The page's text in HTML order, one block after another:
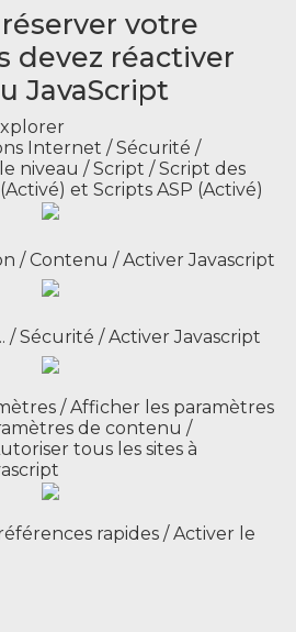
votre
devez réactiver
JavaScript
Internet / Sécurité /
niveau / Script / Script des
et Scripts ASP (Activé)
/ Contenu / Activer Javascript
/ Sécurité / Activer Javascript
/ Afficher les paramètres
de contenu /
tous les sites à
rapides / Activer le